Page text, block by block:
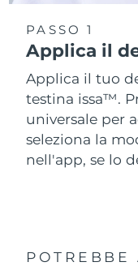
PASSO 1
Applica il
Applica il tuo
testina issa™.
universale per
seleziona la
nell'app, se lo
POTREBBE